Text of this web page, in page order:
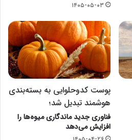
۱۴۰۵-۰۵-۰۳
پوست کدوحلوایی به بسته‌بندی
هوشمند تبدیل شد؛
فناوری جدید ماندگاری میوه‌ها را
افزایش می‌دهد